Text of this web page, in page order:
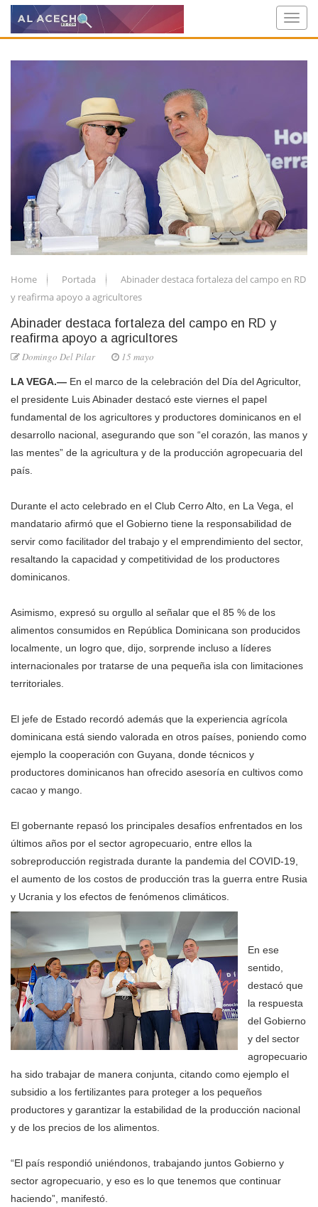
Home Portada
Abinader destaca fortaleza del campo en RD
y reafirma apoyo a agricultores
Abinader destaca fortaleza del campo en RD y
reafirma apoyo a agricultores
Domingo Del Pilar 15 mayo
LA VEGA.— En el marco de la celebración del Día del Agricultor,
el presidente Luis Abinader destacó este viernes el papel
fundamental de los agricultores y productores dominicanos en el
desarrollo nacional, asegurando que son “el corazón, las manos y
las mentes” de la agricultura y de la producción agropecuaria del
país.
Durante el acto celebrado en el Club Cerro Alto, en La Vega, el
mandatario afirmó que el Gobierno tiene la responsabilidad de
servir como facilitador del trabajo y el emprendimiento del sector,
resaltando la capacidad y competitividad de los productores
dominicanos.
Asimismo, expresó su orgullo al señalar que el 85 % de los
alimentos consumidos en República Dominicana son producidos
localmente, un logro que, dijo, sorprende incluso a líderes
internacionales por tratarse de una pequeña isla con limitaciones
territoriales.
El jefe de Estado recordó además que la experiencia agrícola
dominicana está siendo valorada en otros países, poniendo como
ejemplo la cooperación con Guyana, donde técnicos y
productores dominicanos han ofrecido asesoría en cultivos como
cacao y mango.
El gobernante repasó los principales desafíos enfrentados en los
últimos años por el sector agropecuario, entre ellos la
sobreproducción registrada durante la pandemia del COVID-19,
el aumento de los costos de producción tras la guerra entre Rusia
y Ucrania y los efectos de fenómenos climáticos.
En ese
sentido,
destacó que
la respuesta
del Gobierno
y del sector
agropecuario
ha sido trabajar de manera conjunta, citando como ejemplo el
subsidio a los fertilizantes para proteger a los pequeños
productores y garantizar la estabilidad de la producción nacional
y de los precios de los alimentos.
“El país respondió uniéndonos, trabajando juntos Gobierno y
sector agropecuario, y eso es lo que tenemos que continuar
haciendo”, manifestó.